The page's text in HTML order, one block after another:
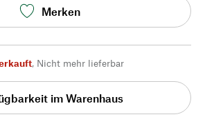
Merken
, Nicht mehr lieferbar
im Warenhaus